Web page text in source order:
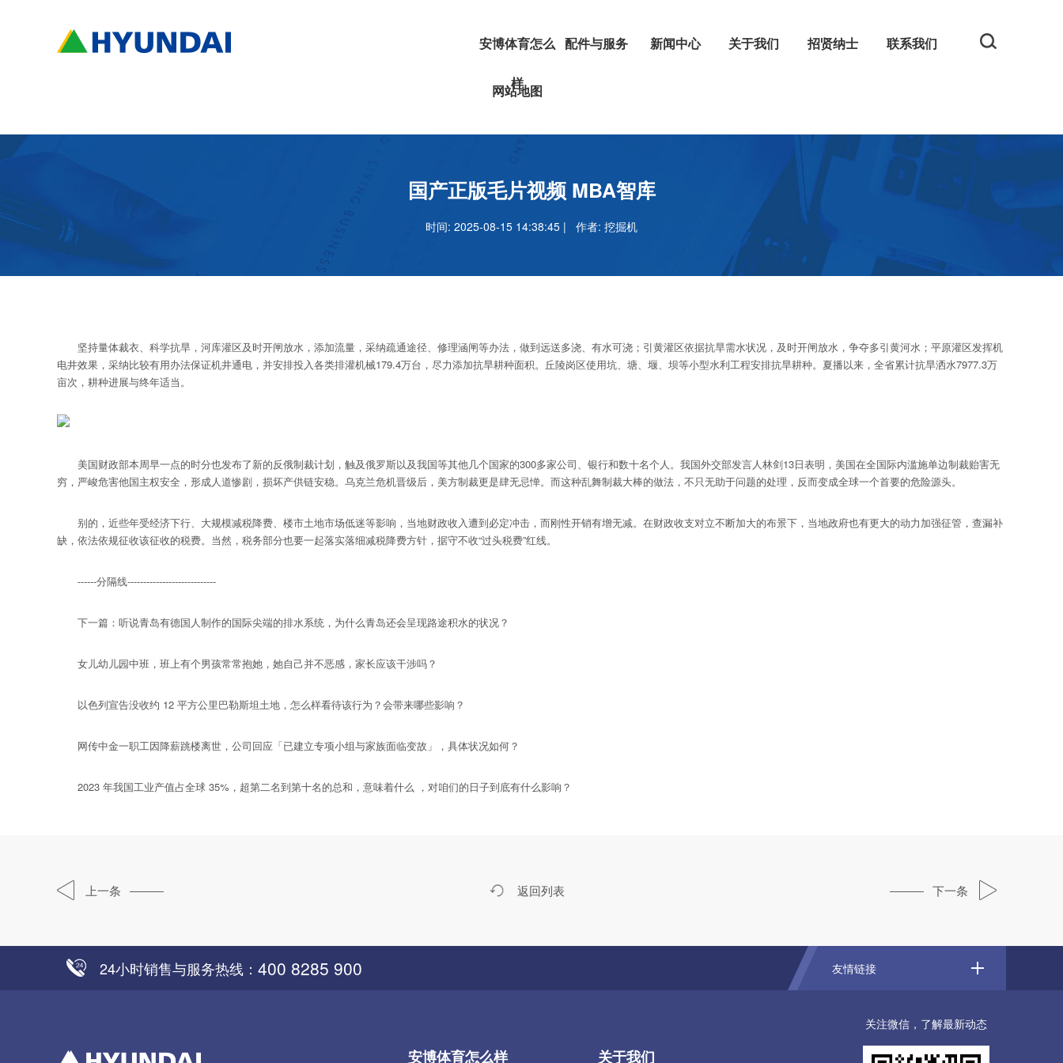
安博体育怎么
样
挖掘机
配件与服务 新闻中心
安博足球官网
关于我们 招贤纳士 联系我们
网站地图
国产正版毛片视频 MBA智库
时间: 2025-08-15 14:38:45 | 作者: 挖掘机
坚持量体裁衣、科学抗旱，河库灌区及时开闸放水，添加流量，采纳疏通途径、修理涵闸等办法，做到远送多浇、有水可浇；引黄灌区依据抗旱需水状况，及时开闸放水，争夺多引黄河水；平原灌区发挥机
电井效果，采纳比较有用办法保证机井通电，并安排投入各类排灌机械179.4万台，尽力添加抗旱耕种面积。丘陵岗区使用坑、塘、堰、坝等小型水利工程安排抗旱耕种。夏播以来，全省累计抗旱洒水7977.3万
亩次，耕种进展与终年适当。
美国财政部本周早一点的时分也发布了新的反俄制裁计划，触及俄罗斯以及我国等其他几个国家的300多家公司、银行和数十名个人。我国外交部发言人林剑13日表明，美国在全国际内滥施单边制裁贻害无
穷，严峻危害他国主权安全，形成人道惨剧，损坏产供链安稳。乌克兰危机晋级后，美方制裁更是肆无忌惮。而这种乱舞制裁大棒的做法，不只无助于问题的处理，反而变成全球一个首要的危险源头。
别的，近些年受经济下行、大规模减税降费、楼市土地市场低迷等影响，当地财政收入遭到必定冲击，而刚性开销有增无减。在财政收支对立不断加大的布景下，当地政府也有更大的动力加强征管，查漏补
缺，依法依规征收该征收的税费。当然，税务部分也要一起落实落细减税降费方针，据守不收“过头税费”红线。
------分隔线----------------------------
下一篇：听说青岛有德国人制作的国际尖端的排水系统，为什么青岛还会呈现路途积水的状况？
女儿幼儿园中班，班上有个男孩常常抱她，她自己并不恶感，家长应该干涉吗？
以色列宣告没收约 12 平方公里巴勒斯坦土地，怎么样看待该行为？会带来哪些影响？
网传中金一职工因降薪跳楼离世，公司回应「已建立专项小组与家族面临变故」，具体状况如何？
2023 年我国工业产值占全球 35%，超第二名到第十名的总和，意味着什么 ，对咱们的日子到底有什么影响？
上一条 返回列表 下一条
24小时销售与服务热线： 400 8285 900 友情链接
安博体育怎么样 关于我们
关注微信，了解最新动态